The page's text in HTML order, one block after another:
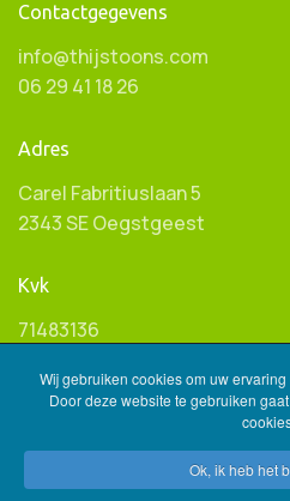
Contactgegevens
info@thijstoons.com
06 29 41 18 26
Adres
Carel Fabritiuslaan 5
2343 SE Oegstgeest
Kvk
71483136
Btw ID
Wij gebruiken cookies om uw
Door deze website te gebruiken
Ok, ik heb het